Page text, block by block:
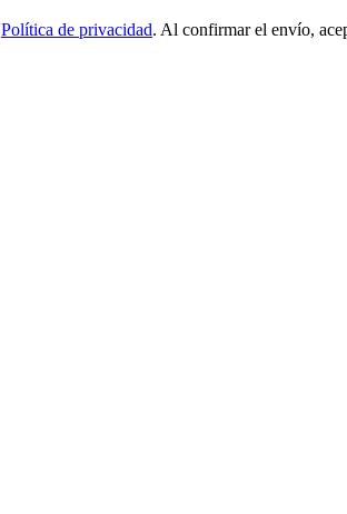
Política de privacidad. Al confirmar el envío,